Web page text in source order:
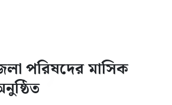
পরিষদের মাসিক